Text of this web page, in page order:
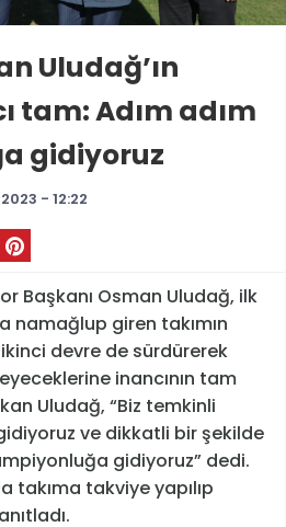
Uludağ’ın
tam: Adım adım
gidiyoruz
- 12:22
Başkanı Osman Uludağ, ilk
namağlup giren takımın
devre de sürdürerek
inancının tam
Uludağ, “Biz temkinli
ve dikkatli bir şekilde
gidiyoruz” dedi.
takıma takviye yapılıp